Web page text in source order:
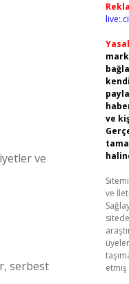
ve
serbest
ve
ve
etmiş